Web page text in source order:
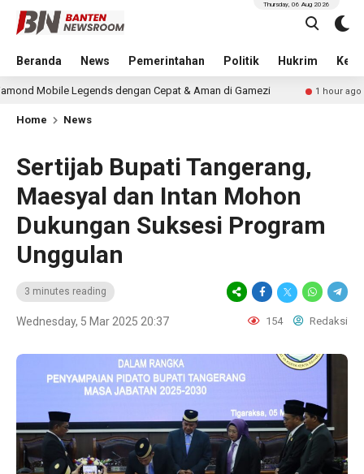
Beranda News Pemerintahan Politik Hukrim
Thursday, 06 Aug 2026
dengan Cepat & Aman di Gamezi 1 hour ago Maujual
Home News
Sertijab Bupati Tangerang,
Maesyal dan Intan Mohon
Dukungan Suksesi Program
Unggulan
3 minutes reading
Wednesday, 5 Mar 2025 20:37 154 Redaksi